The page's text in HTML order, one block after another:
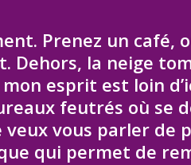
Prenez un café,
Dehors, la neige
esprit est loin
feutrés où se
vous parler de
qui permet de